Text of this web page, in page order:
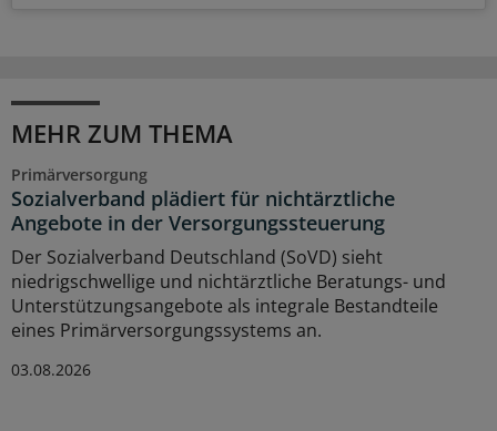
MEHR ZUM THEMA
Primärversorgung
Sozialverband plädiert für nichtärztliche
Angebote in der Versorgungssteuerung
Der Sozialverband Deutschland (SoVD) sieht
niedrigschwellige und nichtärztliche Beratungs- und
Unterstützungsangebote als integrale Bestandteile
eines Primärversorgungssystems an.
03.08.2026